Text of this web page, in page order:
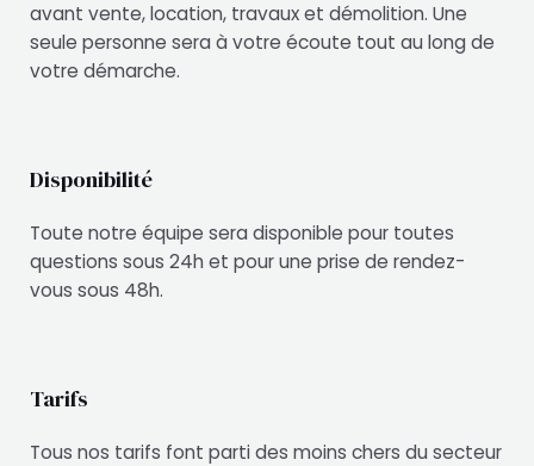
avant vente, location, travaux et démolition. Une
seule personne sera à votre écoute tout au long de
votre démarche.
Disponibilité
Toute notre équipe sera disponible pour toutes
questions sous 24h et pour une prise de rendez-
vous sous 48h.
Tarifs
Tous nos tarifs font parti des moins chers du secteur